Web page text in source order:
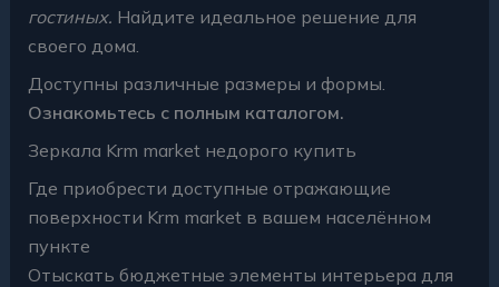
гостиных. Найдите идеальное решение для
своего дома.
Доступны различные размеры и формы.
Ознакомьтесь с полным каталогом.
Зеркала Krm market недорого купить
Где приобрести доступные отражающие
поверхности Krm market в вашем населённом
пункте
Отыскать бюджетные элементы интерьера для